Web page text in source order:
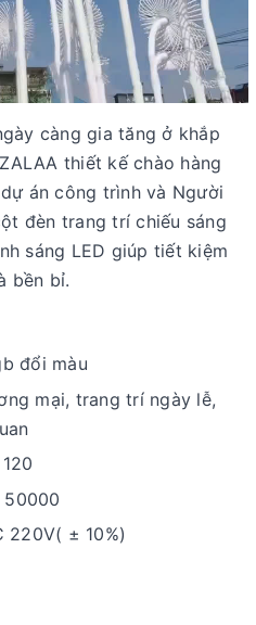
càng gia tăng ở khắp
thiết kế chào hàng
án công trình và Người
đèn trang trí chiếu sáng
sáng LED giúp tiết kiệm
bền bỉ.
đổi màu
mại, trang trí ngày lễ,
220V( ± 10%)